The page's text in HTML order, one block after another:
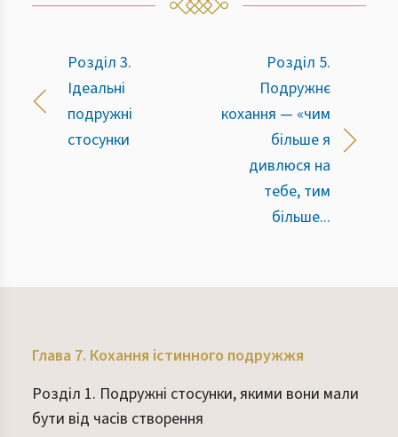
Розділ 3.
Ідеальні
подружні
стосунки
Розділ 5.
Подружнє
кохання — «чим
більше я
дивлюся на
тебе, тим
більше...
Глава 7. Кохання істинного подружжя
Розділ 1. Подружні стосунки, якими вони мали
бути від часів створення